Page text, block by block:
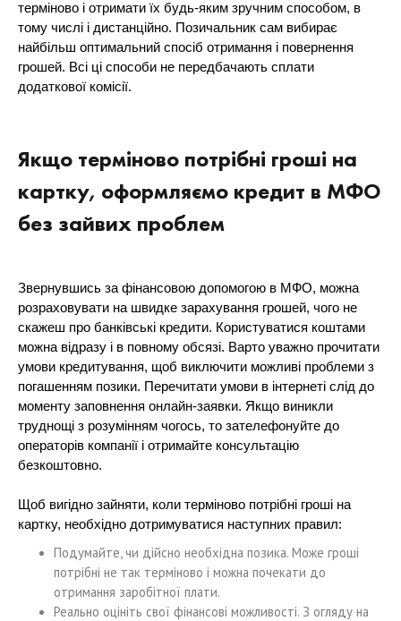
терміново і отримати їх будь-яким зручним способом, в
тому числі і дистанційно. Позичальник сам вибирає
найбільш оптимальний спосіб отримання і повернення
грошей. Всі ці способи не передбачають сплати
додаткової комісії.
Якщо терміново потрібні гроші на
картку, оформляємо кредит в МФО
без зайвих проблем
Звернувшись за фінансовою допомогою в МФО, можна
розраховувати на швидке зарахування грошей, чого не
скажеш про банківські кредити. Користуватися коштами
можна відразу і в повному обсязі. Варто уважно прочитати
умови кредитування, щоб виключити можливі проблеми з
погашенням позики. Перечитати умови в інтернеті слід до
моменту заповнення онлайн-заявки. Якщо виникли
труднощі з розумінням чогось, то зателефонуйте до
операторів компанії і отримайте консультацію
безкоштовно.
Щоб вигідно зайняти, коли терміново потрібні гроші на
картку, необхідно дотримуватися наступних правил:
Подумайте, чи дійсно необхідна позика. Може гроші
потрібні не так терміново і можна почекати до
отримання заробітної плати.
Реально оцініть свої фінансові можливості. З огляду на